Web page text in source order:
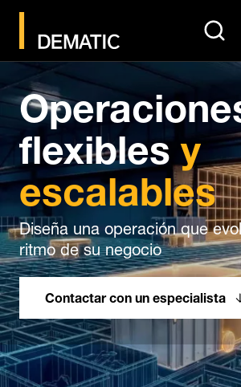
search
flexiblesy
escalables
Diseña una operación que
ritmo de su negocio
Contactar con un especialista